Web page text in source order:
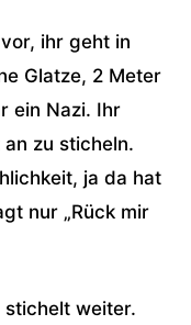
ihr geht in
Glatze, 2 Meter
ein Nazi. Ihr
zu sticheln.
ja da hat
nur „Rück mir
weiter.